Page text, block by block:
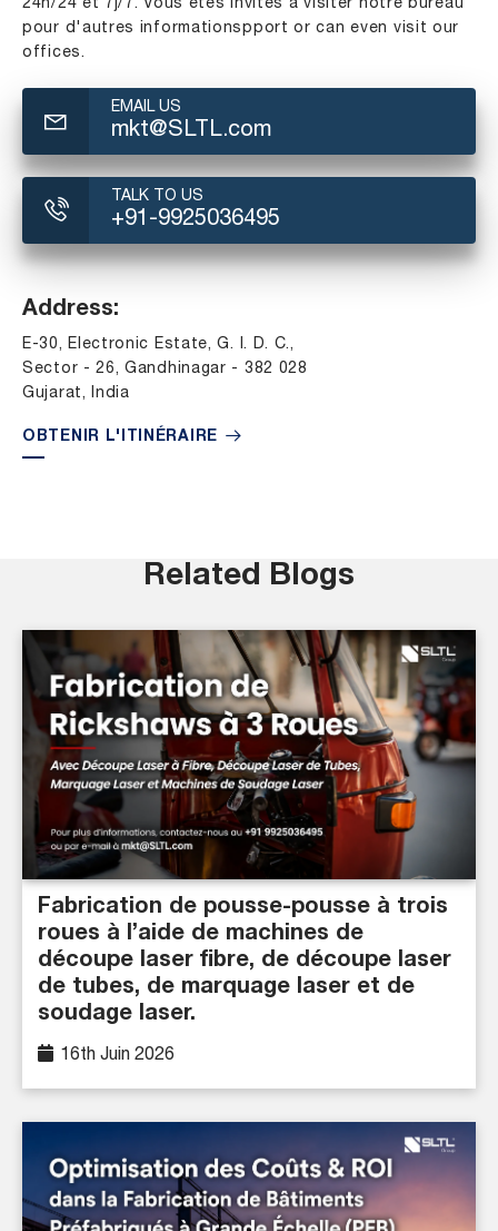
24h/24 et 7j/7. Vous êtes invités à visiter notre bureau
pour d'autres informationspport or can even visit our
offices.
EMAIL US
mkt@SLTL.com
TALK TO US
+91-9925036495
Address:
E-30, Electronic Estate, G. I. D. C.,
Sector - 26, Gandhinagar - 382 028
Gujarat, India
OBTENIR L'ITINÉRAIRE
Related Blogs
Fabrication de pousse-pousse à trois
roues à l’aide de machines de
découpe laser fibre, de découpe laser
de tubes, de marquage laser et de
soudage laser.
16th Juin 2026